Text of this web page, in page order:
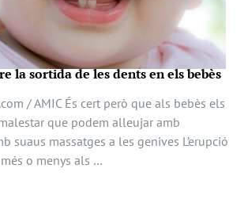
la sortida de les dents en els bebès
/ AMIC És cert però que als bebès els
que podem alleujar amb
suaus massatges a les genives L’erupció
o menys als …